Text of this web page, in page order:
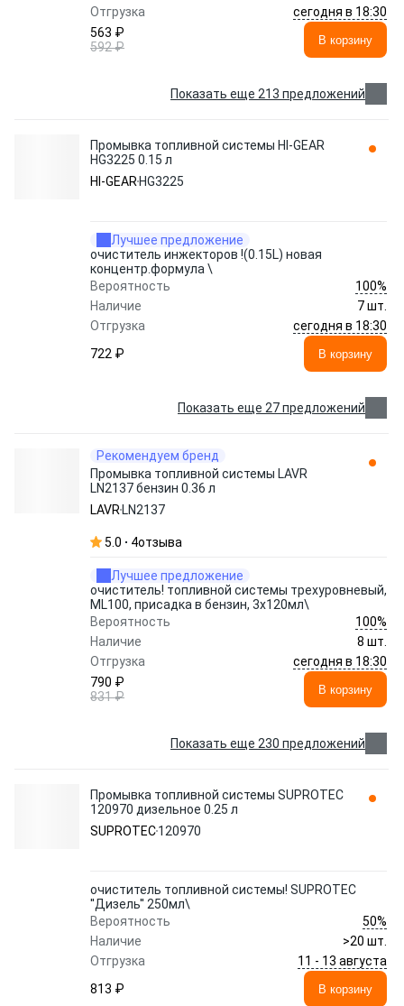
Отгрузка
сегодня в 18:30
563 ₽
592 ₽
В корзину
Показать еще 213 предложений
Промывка топливной системы HI-GEAR
HG3225 0.15 л
HI-GEAR HG3225
Лучшее предложение
очиститель инжекторов !(0.15L) новая
концентр.формула \
Вероятность
100%
Наличие
7 шт.
Отгрузка
сегодня в 18:30
722 ₽
В корзину
Показать еще 27 предложений
Рекомендуем бренд
Промывка топливной системы LAVR
LN2137 бензин 0.36 л
LAVR LN2137
5.0 4отзыва
Лучшее предложение
очиститель! топливной системы трехуровневый,
ML100, присадка в бензин, 3х120мл\
Вероятность
100%
Наличие
8 шт.
Отгрузка
сегодня в 18:30
790 ₽
831 ₽
В корзину
Показать еще 230 предложений
Промывка топливной системы SUPROTEC
120970 дизельное 0.25 л
SUPROTEC120970
очиститель топливной системы! SUPROTEC
''Дизель'' 250мл\
Вероятность
50%
Наличие
>20 шт.
Отгрузка
11 - 13 августа
813 ₽
В корзину